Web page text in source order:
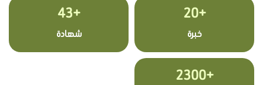
+20
خبرة
+43
شهادة
+2300